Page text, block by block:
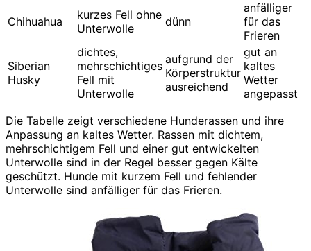
Chihuahua
kurzes Fell ohne
Unterwolle
dünn
anfälliger
für das
Frieren
Siberian
Husky
dichtes,
mehrschichtiges
Fell mit
Unterwolle
aufgrund der
Körperstruktur
ausreichend
gut an
kaltes
Wetter
angepasst
Die Tabelle zeigt verschiedene Hunderassen und ihre
Anpassung an kaltes Wetter. Rassen mit dichtem,
mehrschichtigem Fell und einer gut entwickelten
Unterwolle sind in der Regel besser gegen Kälte
geschützt. Hunde mit kurzem Fell und fehlender
Unterwolle sind anfälliger für das Frieren.